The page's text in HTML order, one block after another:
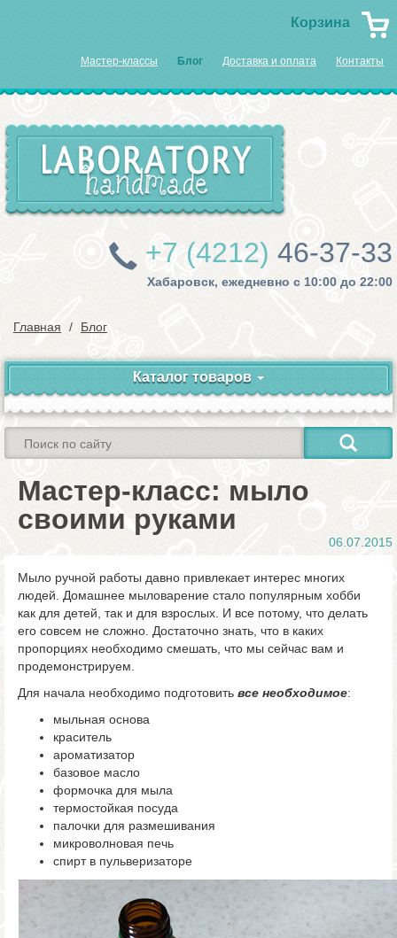
Корзина
Мастер-классы Блог Доставка и оплата Контакты
+7 (4212) 46-37-33
Хабаровск, ежедневно с 10:00 до 22:00
Главная Блог
Каталог товаров
Мастер-класс: мыло
своими руками
06.07.2015
Мыло ручной работы давно привлекает интерес многих
людей. Домашнее мыловарение стало популярным хобби
как для детей, так и для взрослых. И все потому, что делать
его совсем не сложно. Достаточно знать, что в каких
пропорциях необходимо смешать, что мы сейчас вам и
продемонстрируем.
Для начала необходимо подготовить все необходимое:
мыльная основа
краситель
ароматизатор
базовое масло
формочка для мыла
термостойкая посуда
палочки для размешивания
микроволновая печь
спирт в пульверизаторе